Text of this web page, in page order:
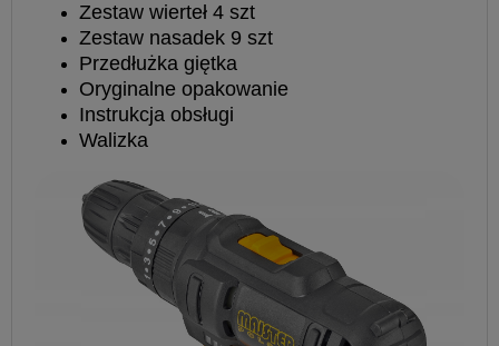
Zestaw wierteł 4 szt
Zestaw nasadek 9 szt
Przedłużka giętka
Oryginalne opakowanie
Instrukcja obsługi
Walizka